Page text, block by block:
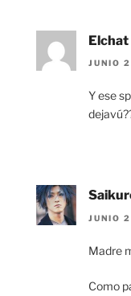
Elchat
JUNIO
Y ese
JUNIO
Madre
Como